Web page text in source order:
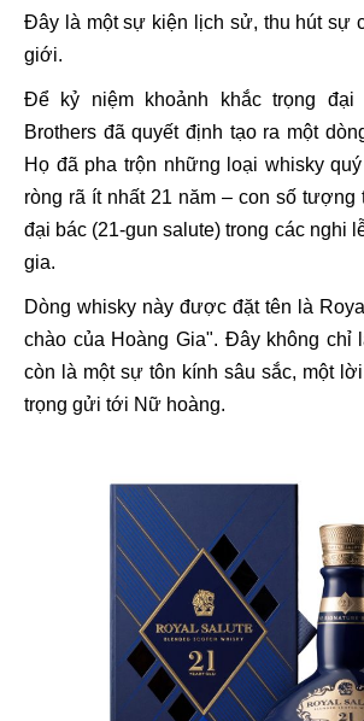
Đây là một sự kiện lịch sử, thu hút sự
giới.
Để kỷ niệm khoảnh khắc trọng đại
Brothers đã quyết định tạo ra một
Họ đã pha trộn những loại whisky
ròng rã ít nhất 21 năm – con số tượng
đại bác (21-gun salute) trong các nghi
gia.
Dòng whisky này được đặt tên là
chào của Hoàng Gia". Đây không chỉ
còn là một sự tôn kính sâu sắc, một
trọng gửi tới Nữ hoàng.